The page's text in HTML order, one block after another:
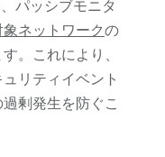
パッシブモニタ
象ネットワークの
。これにより、
リティイベント
剰発生を防ぐこ